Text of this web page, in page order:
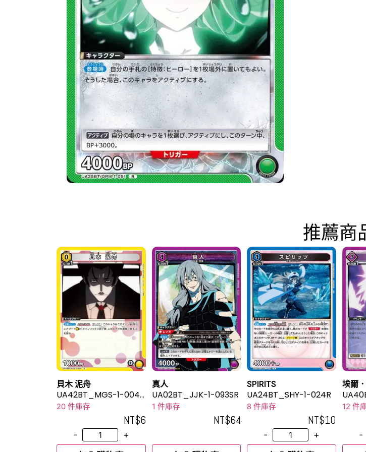
推薦商
貝木 泥舟
UA42BT_MGS-1-004
C
20 件庫存
NT$6
-
+
真人
UA02BT_JJK-1-093SR
1 件庫存
NT$64
SPIRITS
UA24BT_SHY-1-024R
8 件庫存
NT$10
-
+
埃爾
12 件
-